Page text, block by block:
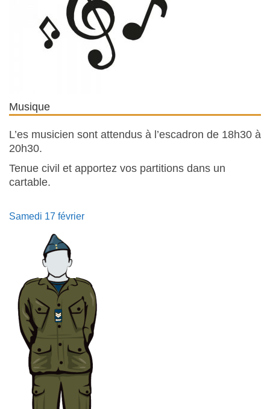
Musique
L’es musicien sont attendus à l’escadron de 18h30 à
20h30.
Tenue civil et apportez vos partitions dans un
cartable.
Samedi 17 février